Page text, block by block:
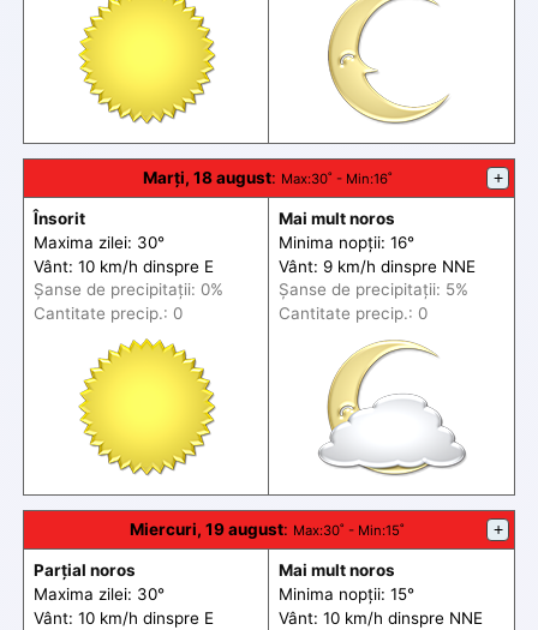
Marți, 18 august: Max:30˚ - Min:16˚ +
Însorit
Maxima zilei: 30°
Vânt: 10 km/h dinspre E
Șanse de precipitații: 0%
Cantitate precip.: 0
Mai mult noros
Minima nopții: 16°
Vânt: 9 km/h dinspre NNE
Șanse de precipitații: 5%
Cantitate precip.: 0
Miercuri, 19 august: Max:30˚ - Min:15˚ +
Parțial noros
Maxima zilei: 30°
Vânt: 10 km/h dinspre E
Mai mult noros
Minima nopții: 15°
Vânt: 10 km/h dinspre NNE